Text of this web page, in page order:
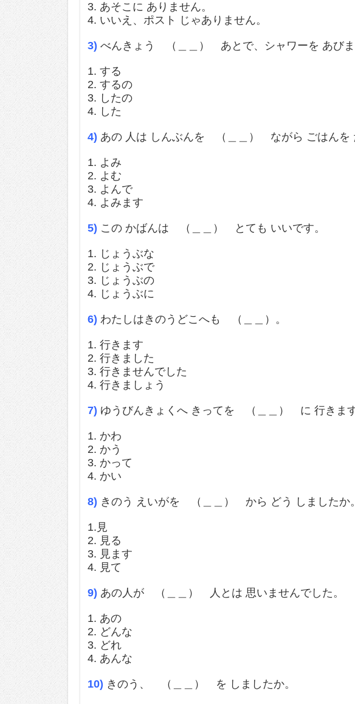
3. あそこに ありません。
4. いいえ、ポスト じゃありません。
3) べんきょう （＿＿） あとで、シャワーを あびま
1. する
2. するの
3. したの
4. した
4) あの 人は しんぶんを （＿＿） ながら ごはんを
1. よみ
2. よむ
3. よんで
4. よみます
5) この かばんは （＿＿） とても いいです。
1. じょうぶな
2. じょうぶで
3. じょうぶの
4. じょうぶに
6) わたしはきのうどこへも （＿＿）。
1. 行きます
2. 行きました
3. 行きませんでした
4. 行きましょう
7) ゆうびんきょくへ きってを （＿＿） に 行きます
1. かわ
2. かう
3. かって
4. かい
8) きのう えいがを （＿＿） から どう しましたか。
1.見
2. 見る
3. 見ます
4. 見て
9) あの人が （＿＿） 人とは 思いませんでした。
1. あの
2. どんな
3. どれ
4. あんな
10) きのう、 （＿＿） を しましたか。